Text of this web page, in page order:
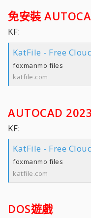
免安裝
KF:
KatFile - Free
foxmanmo files
katfile.com
AUTOCAD 2023
KF:
KatFile - Free
foxmanmo files
katfile.com
DOS遊戲